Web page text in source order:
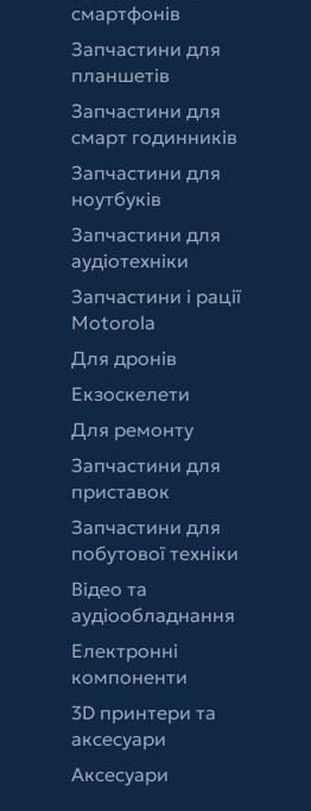
смартфонів
Запчастини для
планшетів
Запчастини для
смарт годинників
Запчастини для
ноутбуків
Запчастини для
аудіотехніки
Запчастини і рації
Motorola
Для дронів
Екзоскелети
Для ремонту
Запчастини для
приставок
Запчастини для
побутової техніки
Відео та
аудіообладнання
Електронні
компоненти
3D принтери та
аксесуари
Аксесуари